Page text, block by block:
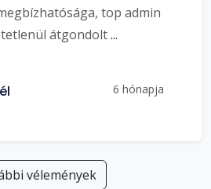
top admin
átgondolt...
6 hónapja
vélemények